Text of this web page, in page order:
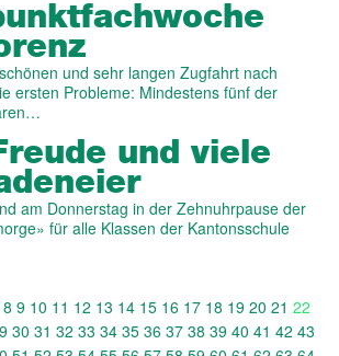
und sehr langen Zugfahrt nach
ersten Probleme: Mindestens fünf der
und viele
am Donnerstag in der Zehnuhrpause der
für alle Klassen der Kantonsschule
8 9 10 11 12 13 14 15 16 17 18 19 20 21 22
30 31 32 33 34 35 36 37 38 39 40 41 42 43